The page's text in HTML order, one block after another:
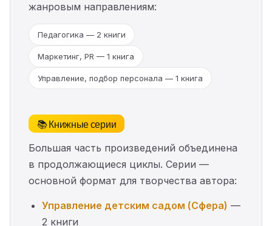
жанровым направлениям:
Педагогика — 2 книги
Маркетинг, PR — 1 книга
Управление, подбор персонала — 1 книга
📚 Книжные серии
Большая часть произведений объединена
в продолжающиеся циклы. Серии —
основной формат для творчества автора:
Управление детским садом (Сфера) —
2 книги